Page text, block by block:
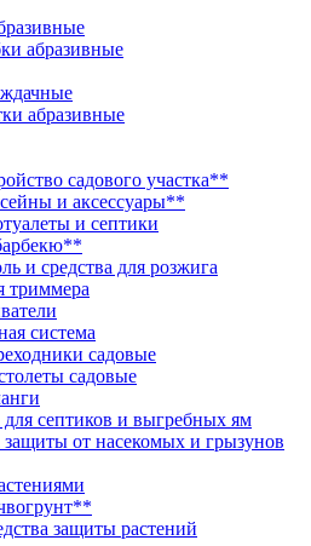
абразивные
абразивные
садового участка**
и аксессуары**
и септики
и средства для розжига
триммера
система
садовые
садовые
для септиков и выгребных ям
защиты от насекомых и грызунов
защиты растений